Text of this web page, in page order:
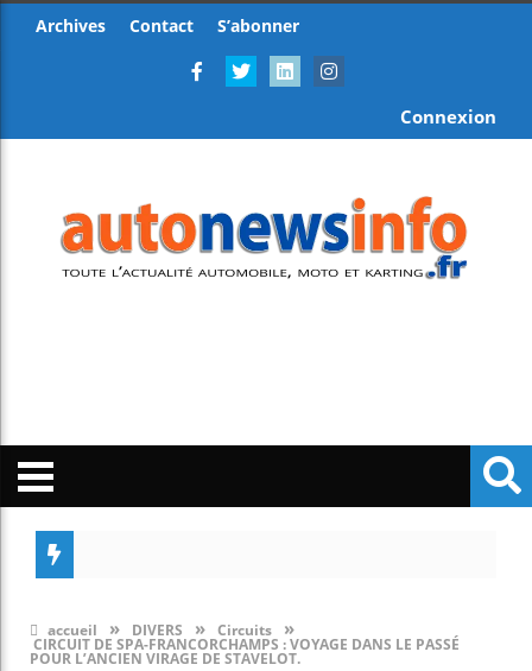
Archives Contact S’abonner
Connexion
accueil » DIVERS » Circuits »
CIRCUIT DE SPA-FRANCORCHAMPS : VOYAGE DANS LE PASSÉ
POUR L’ANCIEN VIRAGE DE STAVELOT.